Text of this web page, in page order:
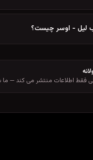
لیل - اوسر چیست؟
فقط اطلاعات منتشر می کند —